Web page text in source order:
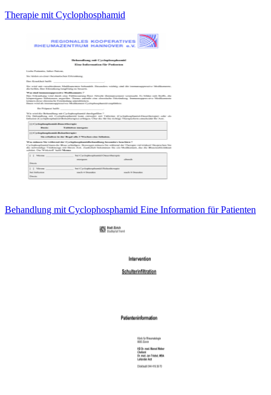
Therapie mit Cyclophosphamid
Behandlung mit Cyclophosphamid Eine Information für Patienten